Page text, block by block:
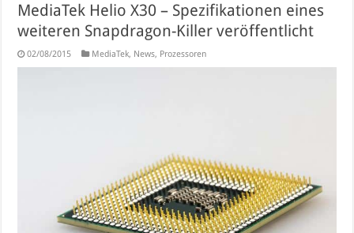
MediaTek Helio X30 – Spezifikationen eines
weiteren Snapdragon-Killer veröffentlicht
02/08/2015 MediaTek, News, Prozessoren